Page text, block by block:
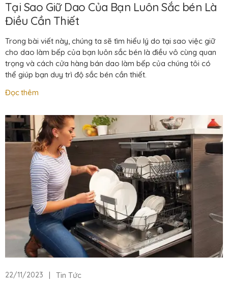
Tại Sao Giữ Dao Của Bạn Luôn Sắc bén Là
Điều Cần Thiết
Trong bài viết này, chúng ta sẽ tìm hiểu lý do tại sao việc giữ
cho dao làm bếp của bạn luôn sắc bén là điều vô cùng quan
trọng và cách cửa hàng bán dao làm bếp của chúng tôi có
thể giúp bạn duy trì độ sắc bén cần thiết.
Đọc thêm
22/11/2023 | Tin Tức